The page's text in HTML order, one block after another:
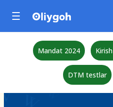
Mandat 2024
DTM testlar